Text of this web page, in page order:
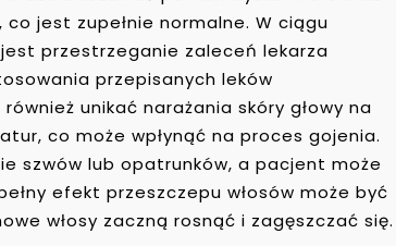
jest zupełnie normalne. W ciągu
przestrzeganie zaleceń lekarza
przepisanych leków
unikać narażania skóry głowy na
co może wpłynąć na proces gojenia.
szwów lub opatrunków, a pacjent może
efekt przeszczepu włosów może być
włosy zaczną rosnąć i zagęszczać się.